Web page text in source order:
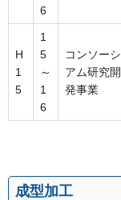
6
H
1
5
1
5
～
1
6
コンソーシ
アム研究開
発事業
成型加工